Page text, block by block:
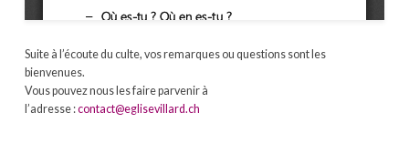
Suite à l’écoute du culte, vos remarques ou questions sont les
bienvenues.
Vous pouvez nous les faire parvenir à
l’adresse :contact@eglisevillard.ch